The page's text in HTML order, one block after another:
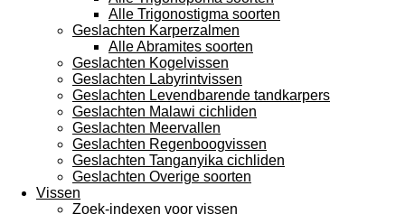
Alle Trigonostigma soorten
Geslachten Karperzalmen
Alle Abramites soorten
Geslachten Kogelvissen
Geslachten Labyrintvissen
Geslachten Levendbarende tandkarpers
Geslachten Malawi cichliden
Geslachten Meervallen
Geslachten Regenboogvissen
Geslachten Tanganyika cichliden
Geslachten Overige soorten
Vissen
Zoek-indexen voor vissen